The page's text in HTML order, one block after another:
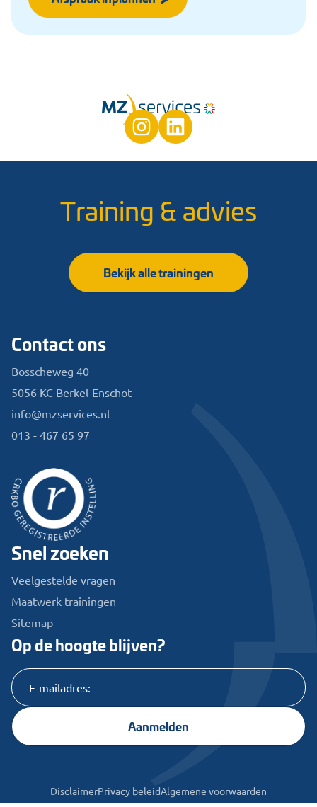
Training & advies
Bekijk alle trainingen
Contact ons
Bosscheweg 40
5056 KC Berkel-Enschot
info@mzservices.nl
013 - 467 65 97
Snel zoeken
Veelgestelde vragen
Maatwerk trainingen
Sitemap
Op de hoogte blijven?
Aanmelden
DisclaimerPrivacy beleidAlgemene voorwaarden